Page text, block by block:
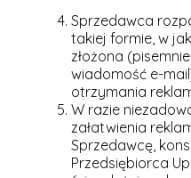
Sprzedawca
takiej formie, w
złożona
wiadomość e-
otrzymania
W razie
załatwienia
Sprzedawcę,
Przedsiębiorca